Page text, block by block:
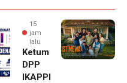
15
jam
lalu
Ketum
DPP
IKAPPI